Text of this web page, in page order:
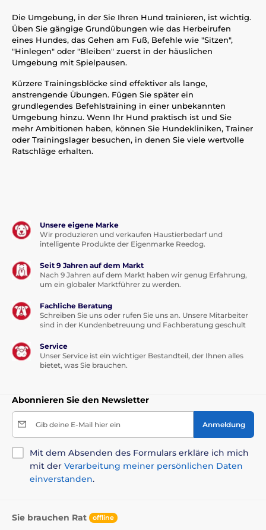
Die Umgebung, in der Sie Ihren Hund trainieren, ist wichtig.
Üben Sie gängige Grundübungen wie das Herbeirufen
eines Hundes, das Gehen am Fuß, Befehle wie "Sitzen",
"Hinlegen" oder "Bleiben" zuerst in der häuslichen
Umgebung mit Spielpausen.
Kürzere Trainingsblöcke sind effektiver als lange,
anstrengende Übungen. Fügen Sie später ein
grundlegendes Befehlstraining in einer unbekannten
Umgebung hinzu. Wenn Ihr Hund praktisch ist und Sie
mehr Ambitionen haben, können Sie Hundekliniken, Trainer
oder Trainingslager besuchen, in denen Sie viele wertvolle
Ratschläge erhalten.
Unsere eigene Marke
Wir produzieren und verkaufen Haustierbedarf und
intelligente Produkte der Eigenmarke Reedog.
Seit 9 Jahren auf dem Markt
Nach 9 Jahren auf dem Markt haben wir genug Erfahrung,
um ein globaler Marktführer zu werden.
Fachliche Beratung
Schreiben Sie uns oder rufen Sie uns an. Unsere Mitarbeiter
sind in der Kundenbetreuung und Fachberatung geschult
Service
Unser Service ist ein wichtiger Bestandteil, der Ihnen alles
bietet, was Sie brauchen.
Abonnieren Sie den Newsletter
Gib deine E-Mail hier ein Anmeldung
Mit dem Absenden des Formulars erkläre ich mich
mit der Verarbeitung meiner persönlichen Daten
einverstanden.
Sie brauchen Rat offline